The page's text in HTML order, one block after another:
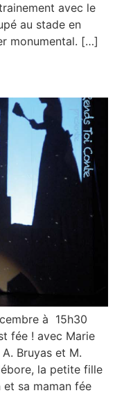
avec le
au stade en
monumental. […]
à 15h30
fée ! avec Marie
Bruyas et M.
la petite fille
sa maman fée